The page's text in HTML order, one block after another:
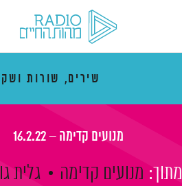
שירים, שורות
מנועים קדימה – 16.2.22
מתוך: מנועים קדימה גלית